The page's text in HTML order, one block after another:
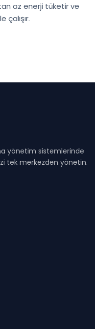
az enerji tüketir ve
çalışır.
yönetim sistemlerinde
tek merkezden yönetin.